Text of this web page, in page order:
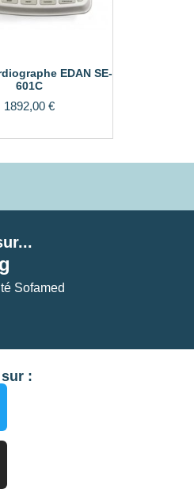
EDAN SE-
601C
1892,00 €
Sofamed
: